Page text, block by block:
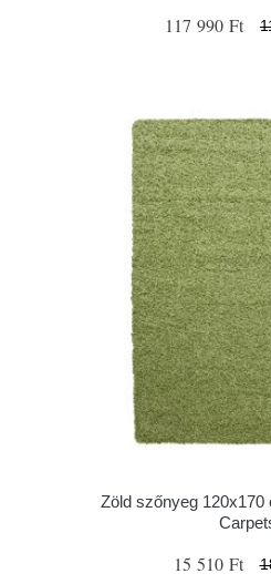
117 990 Ft
Zöld szőnyeg 120x170
15 510 Ft